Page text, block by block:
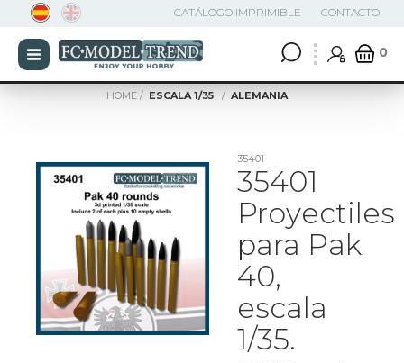
0
CATÁLOGO IMPRIMIBLE CONTACTO
HOME ESCALA 1/35 ALEMANIA
35401
35401
Proyectiles
para Pak
40,
escala
1/35.